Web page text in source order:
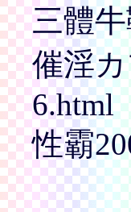
三體
催淫
6.html
性霸